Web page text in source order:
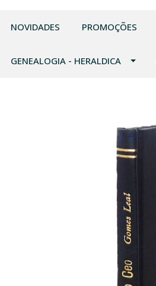
NOVIDADES PROMOÇÕES
GENEALOGIA - HERALDICA